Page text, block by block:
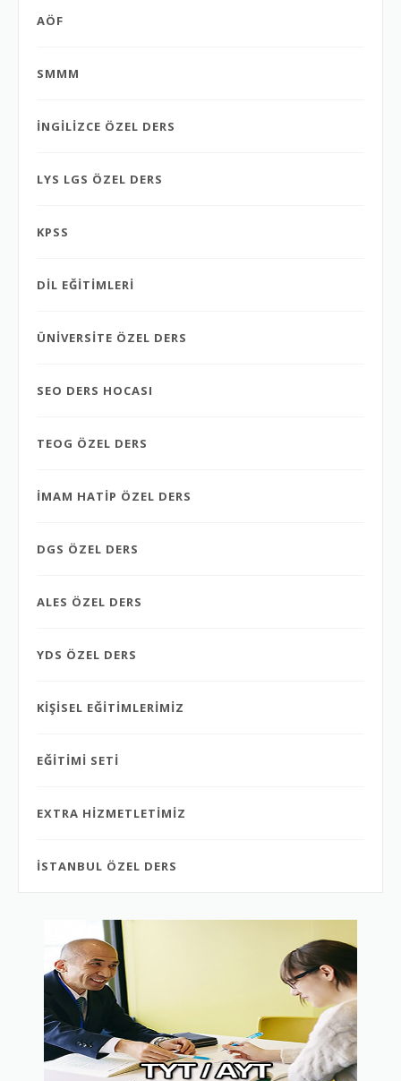
AÖF
SMMM
İNGİLİZCE ÖZEL DERS
LYS LGS ÖZEL DERS
KPSS
DİL EĞİTİMLERİ
ÜNİVERSİTE ÖZEL DERS
SEO DERS HOCASI
TEOG ÖZEL DERS
İMAM HATİP ÖZEL DERS
DGS ÖZEL DERS
ALES ÖZEL DERS
YDS ÖZEL DERS
KİŞİSEL EĞİTİMLERİMİZ
EĞİTİMİ SETİ
EXTRA HİZMETLETİMİZ
İSTANBUL ÖZEL DERS